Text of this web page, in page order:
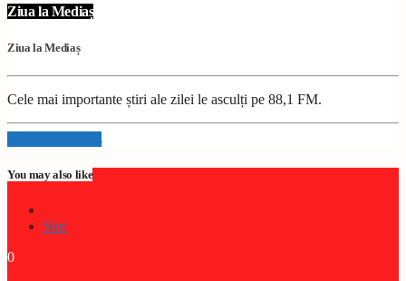
Ziua la Mediaș
Ziua la Mediaș
Cele mai importante știri ale zilei le asculți pe 88,1 FM.
Info and episodes
You may also like
Stiri
0